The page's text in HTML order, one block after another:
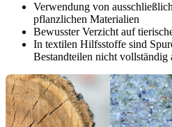
Verwendung von
pflanzlichen Materialien
Bewusster Verzicht auf
In textilen Hilfsstoffe sind
Bestandteilen nicht vollständig